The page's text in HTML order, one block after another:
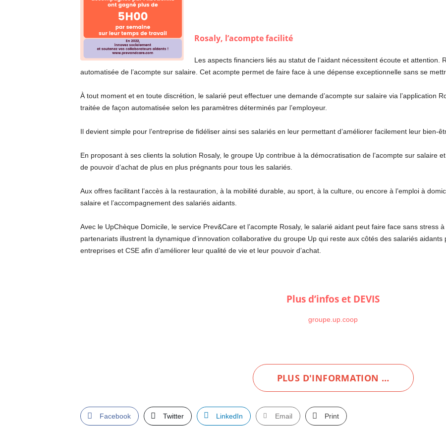
Rosaly, l’acompte facilité
Les aspects financiers liés au statut de l’aidant nécessitent écoute et attention.
automatisée de l’acompte sur salaire. Cet acompte permet de faire face à une dépense exceptionnelle sans se
À tout moment et en toute discrétion, le salarié peut effectuer une demande d’acompte sur salaire via l’application
traitée de façon automatisée selon les paramètres déterminés par l’employeur.
Il devient simple pour l’entreprise de fidéliser ainsi ses salariés en leur permettant d’améliorer facilement leur bien-
En proposant à ses clients la solution Rosaly, le groupe Up contribue à la démocratisation de l’acompte sur salaire
de pouvoir d’achat de plus en plus prégnants pour tous les salariés.
Aux offres facilitant l’accès à la restauration, à la mobilité durable, au sport, à la culture, ou encore à l’emploi à
salaire et l’accompagnement des salariés aidants.
Avec le UpChèque Domicile, le service Prev&Care et l’acompte Rosaly, le salarié aidant peut faire face sans stress
partenariats illustrent la dynamique d’innovation collaborative du groupe Up qui reste aux côtés des salariés
entreprises et CSE afin d’améliorer leur qualité de vie et leur pouvoir d’achat.
Plus d’infos et DEVIS
groupe.up.coop
PLUS D'INFORMATION …
Facebook Twitter LinkedIn Email Print